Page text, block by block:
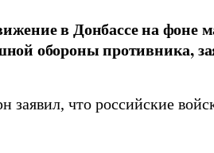
в Донбассе на фоне
обороны противника,
что российские